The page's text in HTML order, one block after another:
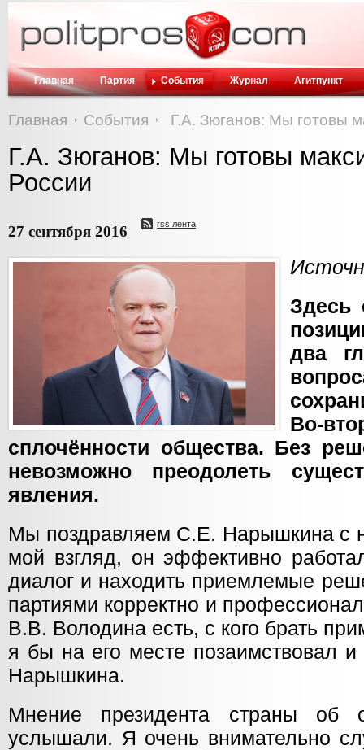
Главная Партия События Журнал Агитпункт
Главная События Г.А. Зюганов: Мы готовы
Г.А. Зюганов: Мы готовы
России
27 сентября 2016 rss лента
Здесь
два
Во-
сплочённости общества. Без
невозможно преодолеть
явления.
Мы поздравляем С.Е. Нарышкина с
мой взгляд, он эффективно
диалог и находить приемлемые
партиями корректно и
В.В. Володина есть, с кого брать
я бы на его месте позаимствовал
Нарышкина.
Мнение президента страны об
услышали. Я очень внимательно